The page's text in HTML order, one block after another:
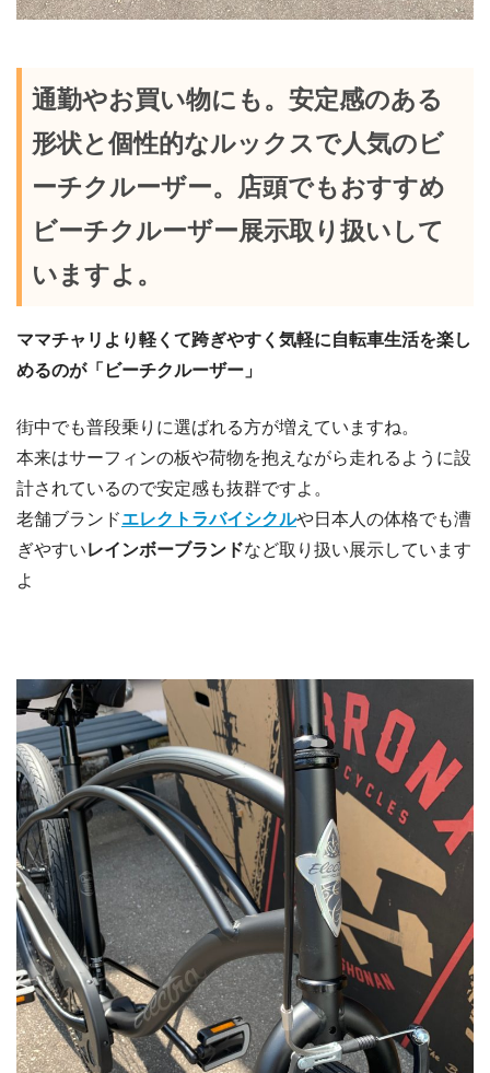
通勤やお買い物にも。安定感のある
形状と個性的なルックスで人気のビ
ーチクルーザー。店頭でもおすすめ
ビーチクルーザー展示取り扱いして
いますよ。
ママチャリより軽くて跨ぎやすく気軽に自転車生活を楽し
めるのが「ビーチクルーザー」
街中でも普段乗りに選ばれる方が増えていますね。
本来はサーフィンの板や荷物を抱えながら走れるように設
計されているので安定感も抜群ですよ。
老舗ブランドエレクトラバイシクルや日本人の体格でも漕
ぎやすいレインボーブランドなど取り扱い展示しています
よ